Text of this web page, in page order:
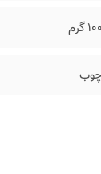
100 گرم
چوب